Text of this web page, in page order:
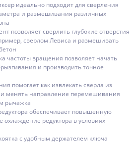
идеально подходит для сверления
и размешивания различных
позволяет сверлить глубокие отверстия
сверлом Левиса и размешивать
частоты вращения позволяет начать
и производить точное
помогает как извлекать сверла из
и менять направление перемешивания
рычажка
обеспечивает повышенную
охлаждение редуктора в условиях
с удобным держателем ключа